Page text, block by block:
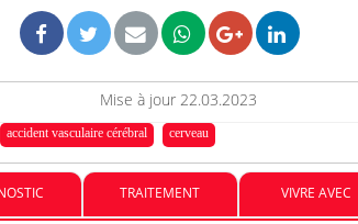
Mise à jour 22.03.2023
accident vasculaire cérébral cerveau
TRAITEMENT VIVRE AVEC